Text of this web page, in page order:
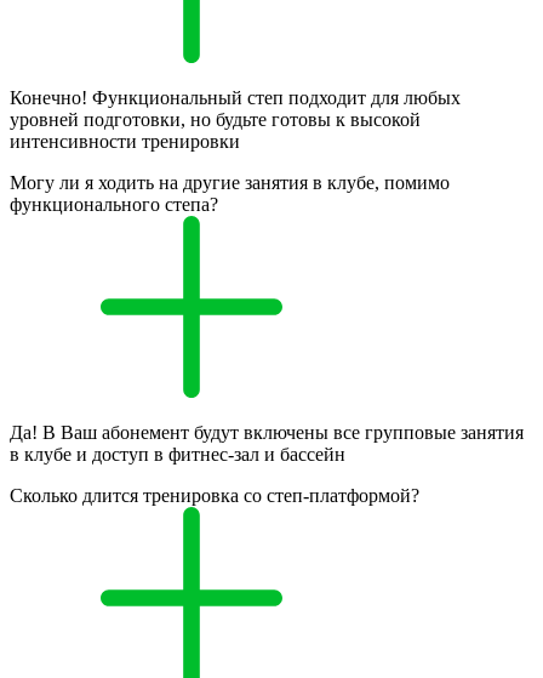
Конечно! Функциональный степ подходит для любых
уровней подготовки, но будьте готовы к высокой
интенсивности тренировки
Могу ли я ходить на другие занятия в клубе, помимо
функционального степа?
Да! В Ваш абонемент будут включены все групповые занятия
в клубе и доступ в фитнес-зал и бассейн
Сколько длится тренировка со степ-платформой?